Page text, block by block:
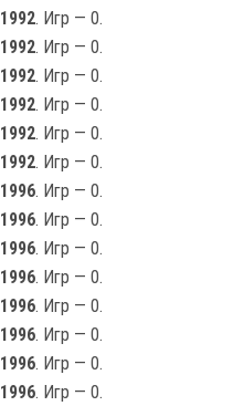
1992. Игр — 0.
1992. Игр — 0.
1992. Игр — 0.
1992. Игр — 0.
1992. Игр — 0.
1992. Игр — 0.
1996. Игр — 0.
1996. Игр — 0.
1996. Игр — 0.
1996. Игр — 0.
1996. Игр — 0.
1996. Игр — 0.
1996. Игр — 0.
1996. Игр — 0.